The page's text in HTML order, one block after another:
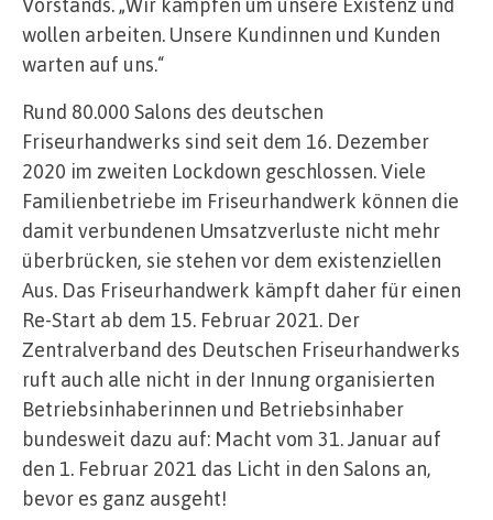
wollen arbeiten. Unsere Kundinnen und Kunden
warten auf uns.“
Rund 80.000 Salons des deutschen
Friseurhandwerks sind seit dem 16. Dezember
2020 im zweiten Lockdown geschlossen. Viele
Familienbetriebe im Friseurhandwerk können die
damit verbundenen Umsatzverluste nicht mehr
überbrücken, sie stehen vor dem existenziellen
Aus. Das Friseurhandwerk kämpft daher für einen
Re-Start ab dem 15. Februar 2021. Der
Zentralverband des Deutschen Friseurhandwerks
ruft auch alle nicht in der Innung organisierten
Betriebsinhaberinnen und Betriebsinhaber
bundesweit dazu auf: Macht vom 31. Januar auf
den 1. Februar 2021 das Licht in den Salons an,
bevor es ganz ausgeht!